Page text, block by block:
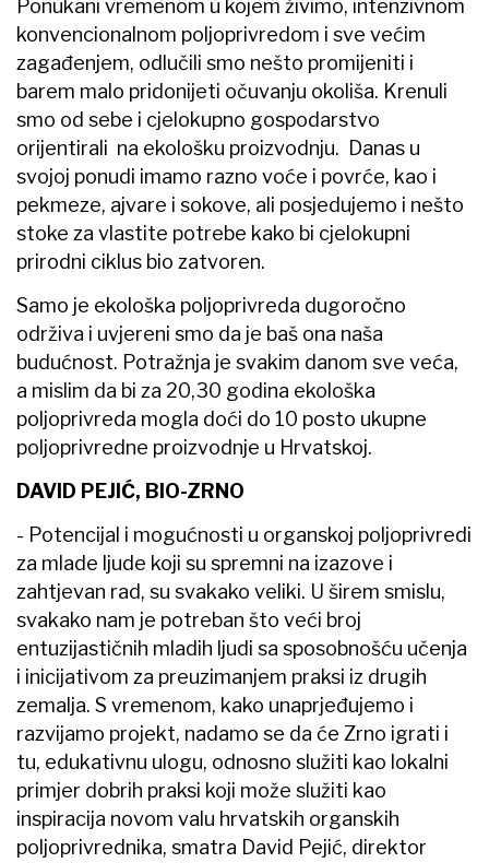
Ponukani vremenom u kojem živimo, intenzivnom
konvencionalnom poljoprivredom i sve većim
zagađenjem, odlučili smo nešto promijeniti i
barem malo pridonijeti očuvanju okoliša. Krenuli
smo od sebe i cjelokupno gospodarstvo
orijentirali na ekološku proizvodnju. Danas u
svojoj ponudi imamo razno voće i povrće, kao i
pekmeze, ajvare i sokove, ali posjedujemo i nešto
stoke za vlastite potrebe kako bi cjelokupni
prirodni ciklus bio zatvoren.
Samo je ekološka poljoprivreda dugoročno
održiva i uvjereni smo da je baš ona naša
budućnost. Potražnja je svakim danom sve veća,
a mislim da bi za 20,30 godina ekološka
poljoprivreda mogla doći do 10 posto ukupne
poljoprivredne proizvodnje u Hrvatskoj.
DAVID PEJIĆ, BIO-ZRNO
- Potencijal i mogućnosti u organskoj poljoprivredi
za mlade ljude koji su spremni na izazove i
zahtjevan rad, su svakako veliki. U širem smislu,
svakako nam je potreban što veći broj
entuzijastičnih mladih ljudi sa sposobnošću učenja
i inicijativom za preuzimanjem praksi iz drugih
zemalja. S vremenom, kako unaprjeđujemo i
razvijamo projekt, nadamo se da će Zrno igrati i
tu, edukativnu ulogu, odnosno služiti kao lokalni
primjer dobrih praksi koji može služiti kao
inspiracija novom valu hrvatskih organskih
poljoprivrednika, smatra David Pejić, direktor